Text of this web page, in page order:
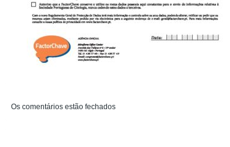
Os comentários estão fechados